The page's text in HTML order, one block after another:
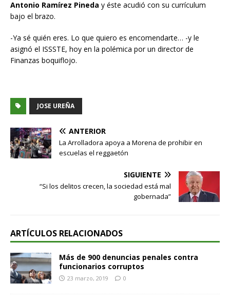
Antonio Ramírez Pineda y éste acudió con su currículum
bajo el brazo.
-Ya sé quién eres. Lo que quiero es encomendarte… -y le
asignó el ISSSTE, hoy en la polémica por un director de
Finanzas boquiflojo.
JOSE UREÑA
ANTERIOR
La Arrolladora apoya a Morena de prohibir en
escuelas el reggaetón
SIGUIENTE
“Si los delitos crecen, la sociedad está mal
gobernada”
ARTÍCULOS RELACIONADOS
Más de 900 denuncias penales contra
funcionarios corruptos
23 marzo, 2019 0